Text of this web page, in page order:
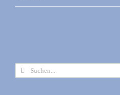
Suche
nach: